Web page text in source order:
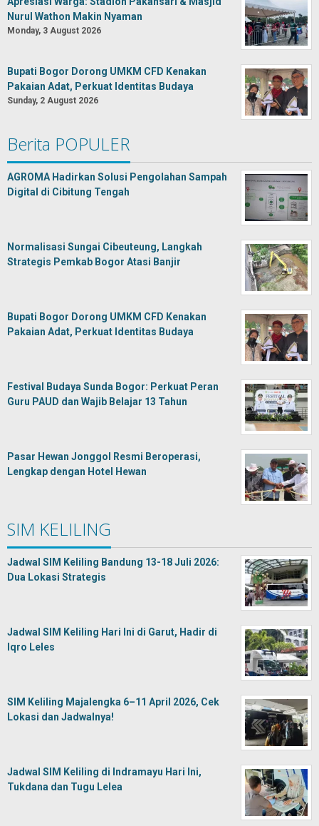
Nurul Wathon Makin Nyaman
Monday, 3 August 2026
Bupati Bogor Dorong UMKM CFD Kenakan
Pakaian Adat, Perkuat Identitas Budaya
Sunday, 2 August 2026
Berita POPULER
AGROMA Hadirkan Solusi Pengolahan Sampah
Digital di Cibitung Tengah
Normalisasi Sungai Cibeuteung, Langkah
Strategis Pemkab Bogor Atasi Banjir
Bupati Bogor Dorong UMKM CFD Kenakan
Pakaian Adat, Perkuat Identitas Budaya
Festival Budaya Sunda Bogor: Perkuat Peran
Guru PAUD dan Wajib Belajar 13 Tahun
Pasar Hewan Jonggol Resmi Beroperasi,
Lengkap dengan Hotel Hewan
SIM KELILING
Jadwal SIM Keliling Bandung 13-18 Juli 2026:
Dua Lokasi Strategis
Jadwal SIM Keliling Hari Ini di Garut, Hadir di
Iqro Leles
SIM Keliling Majalengka 6–11 April 2026, Cek
Lokasi dan Jadwalnya!
Jadwal SIM Keliling di Indramayu Hari Ini,
Tukdana dan Tugu Lelea